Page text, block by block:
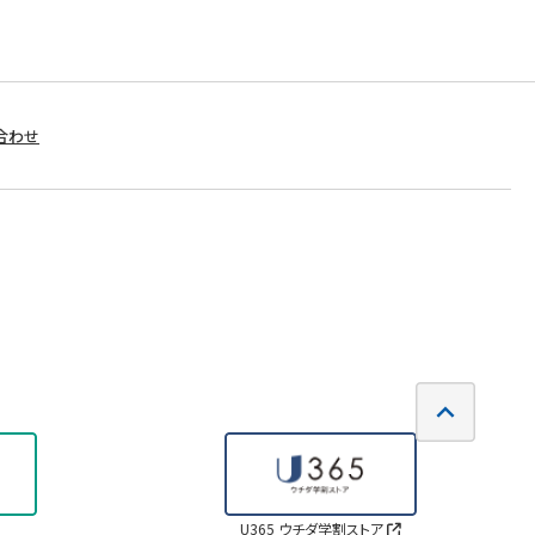
わせ
U365 ウチダ学割ストア